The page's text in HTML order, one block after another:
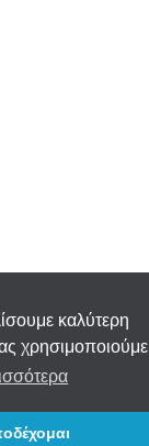
καλύτερη
χρησιμοποιούμε